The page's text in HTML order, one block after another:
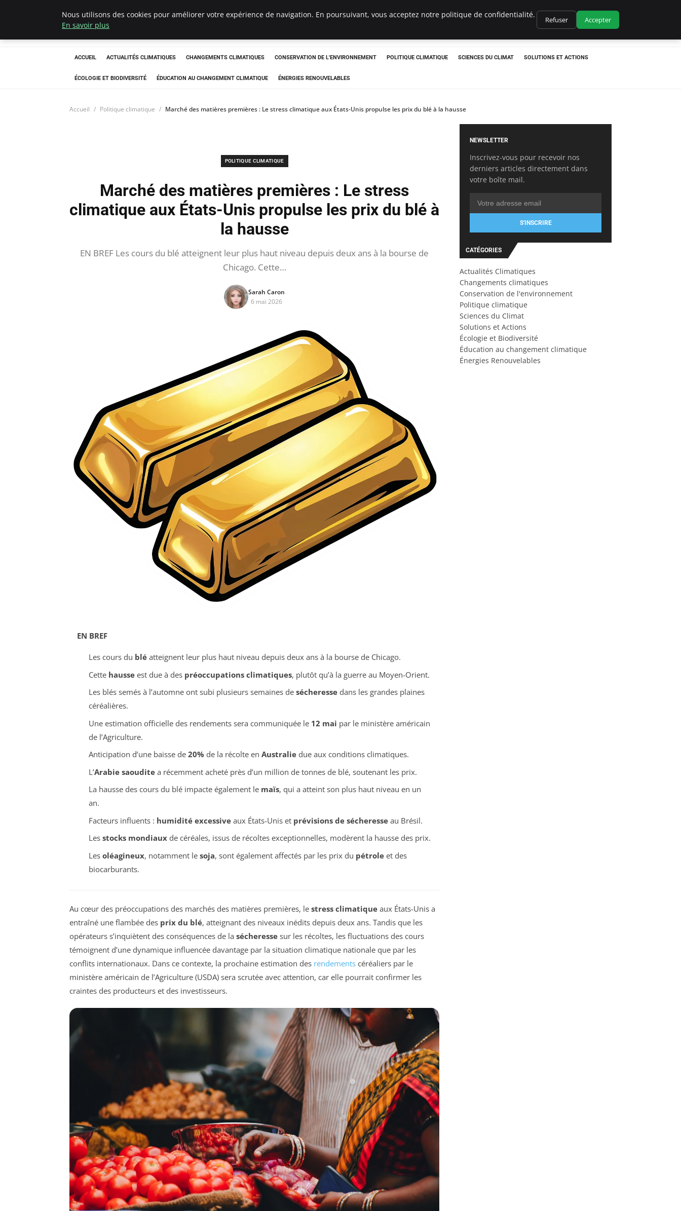
Climatedebtagents
ACCUEIL ACTUALITÉS CLIMATIQUES CHANGEMENTS CLIMATIQUES CONSERVATION DE L'ENVIRONNEMENT POLITIQUE CLIMATIQUE SCIENCES DU CLIMAT SOLUTIONS ET ACTIONS
ÉCOLOGIE ET BIODIVERSITÉ ÉDUCATION AU CHANGEMENT CLIMATIQUE ÉNERGIES RENOUVELABLES
Accueil Politique climatique Marché des matières premières : Le stress climatique aux États-Unis propulse les prix du blé à la hausse
POLITIQUE CLIMATIQUE
Marché des matières premières : Le stress
climatique aux États-Unis propulse les prix du blé à
la hausse
EN BREF Les cours du blé atteignent leur plus haut niveau depuis deux ans à la bourse de
Chicago. Cette…
Sarah Caron
6 mai 2026
EN BREF
Les cours du bléatteignent leur plus haut niveau depuis deux ans à la bourse de Chicago.
Cette hausseest due à des préoccupations climatiques, plutôt qu’à la guerre au Moyen-Orient.
Les blés semés à l’automne ont subi plusieurs semaines de sécheressedans les grandes plaines
céréalières.
Une estimation officielle des rendements sera communiquée le 12 mai par le ministère américain
de l’Agriculture.
Anticipation d’une baisse de 20% de la récolte en Australiedue aux conditions climatiques.
L’Arabie saouditea récemment acheté près d’un million de tonnes de blé, soutenant les prix.
La hausse des cours du blé impacte également le maïs, qui a atteint son plus haut niveau en un
an.
Facteurs influents : humidité excessiveaux États-Unis et prévisions de sécheresseau Brésil.
Les stocks mondiauxde céréales, issus de récoltes exceptionnelles, modèrent la hausse des prix.
Les oléagineux, notamment le soja, sont également affectés par les prix du pétroleet des
biocarburants.
Au cœur des préoccupations des marchés des matières premières, le stress climatique aux États-Unis a
entraîné une flambée des prix du blé, atteignant des niveaux inédits depuis deux ans. Tandis que les
opérateurs s’inquiètent des conséquences de la sécheresse sur les récoltes, les fluctuations des cours
témoignent d’une dynamique influencée davantage par la situation climatique nationale que par les
conflits internationaux. Dans ce contexte, la prochaine estimation des rendements céréaliers par le
ministère américain de l’Agriculture (USDA) sera scrutée avec attention, car elle pourrait confirmer les
craintes des producteurs et des investisseurs.
NEWSLETTER
Inscrivez-vous pour recevoir nos
derniers articles directement dans
votre boîte mail.
S'INSCRIRE
CATÉGORIES
Actualités Climatiques
Changements climatiques
Conservation de l'environnement
Politique climatique
Sciences du Climat
Solutions et Actions
Écologie et Biodiversité
Éducation au changement climatique
Énergies Renouvelables
Nous utilisons des cookies pour améliorer votre expérience de navigation. En poursuivant, vous acceptez notre politique de confidentialité.
En savoir plus
Refuser Accepter